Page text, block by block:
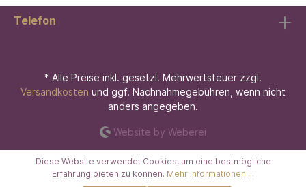
Telefon
* Alle Preise inkl. gesetzl. Mehrwertsteuer zzgl.
Versandkosten und ggf. Nachnahmegebühren, wenn nicht
anders angegeben.
Website by Weberei
Diese Website verwendet Cookies, um eine bestmögliche
Erfahrung bieten zu können. Mehr Informationen ...